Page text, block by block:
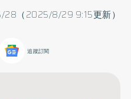
（2025/8/29 9:15更新）
追蹤訂閱